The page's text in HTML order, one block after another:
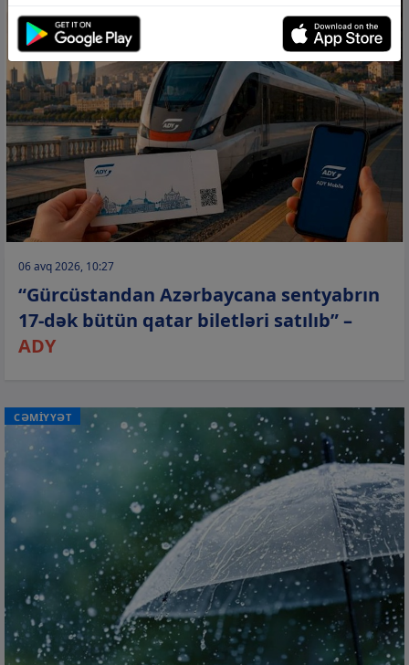
06 avq 2026, 10:27
“Gürcüstandan Azərbaycana sentyabrın
17-dək bütün qatar biletləri satılıb” –
ADY
CƏMİYYƏT